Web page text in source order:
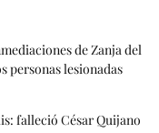
de Zanja del
personas lesionadas
falleció César Quijano